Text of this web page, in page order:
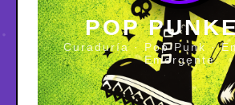
POP
Curaduría · Pop Punk ·
Emergente